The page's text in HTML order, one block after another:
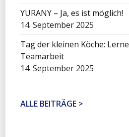
YURANY – Ja, es ist möglich!
14. September 2025
Tag der kleinen Köche:
Teamarbeit
14. September 2025
ALLE BEITRÄGE >